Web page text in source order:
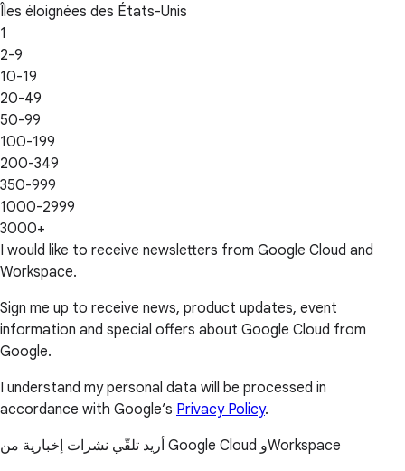
Îles éloignées des États-Unis
1
2-9
10-19
20-49
50-99
100-199
200-349
350-999
1000-2999
3000+
I would like to receive newsletters from Google Cloud and
Workspace.
Sign me up to receive news, product updates, event
information and special offers about Google Cloud from
Google.
I understand my personal data will be processed in
accordance with Google’s Privacy Policy.
أريد تلقّي نشرات إخبارية من Google Cloud وWorkspace